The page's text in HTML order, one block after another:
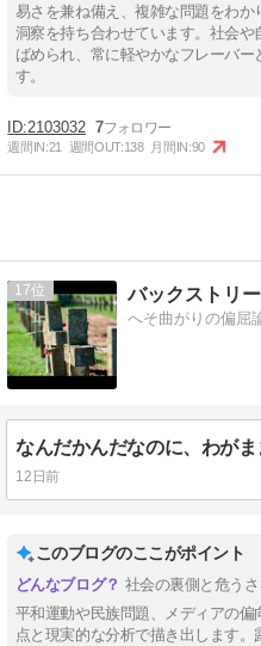
易さを兼ね備え、複雑な問題をわ
洞察を持ち合わせています。社会
ばめられ、常に軽やかなフレーバ
す。
2103032 7
週間IN:21 週間OUT:138 月間IN:90
17 バックストリ
へそ曲がりの偏屈
12日前
このブログのここがポイント
社会の裏側と危う
平和運動や民族問題、メディアの
点と現実的な分析で描き出します